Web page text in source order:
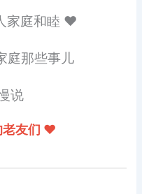
家庭和睦 ❤️
庭那些事儿
说
老友们 ❤️